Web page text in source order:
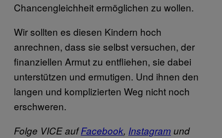
Chancengleichheit ermöglichen zu wollen.
Wir sollten es diesen Kindern hoch
anrechnen, dass sie selbst versuchen, der
finanziellen Armut zu entfliehen, sie dabei
unterstützen und ermutigen. Und ihnen den
langen und komplizierten Weg nicht noch
erschweren.
Folge VICE aufFacebook, Instagramund